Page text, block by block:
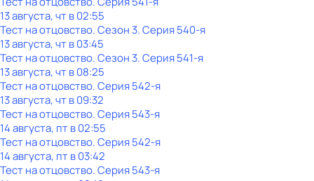
13 августа, чт в 02:55
Тест на отцовство. Сезон 3. Серия 540-я
13 августа, чт в 03:45
Тест на отцовство. Сезон 3. Серия 541-я
13 августа, чт в 08:25
Тест на отцовство. Серия 542-я
13 августа, чт в 09:32
Тест на отцовство. Серия 543-я
14 августа, пт в 02:55
Тест на отцовство. Серия 542-я
14 августа, пт в 03:42
Тест на отцовство. Серия 543-я